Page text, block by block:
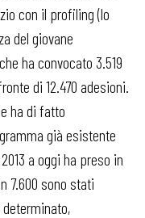
con il profiling (lo
del giovane
ha convocato 3.519
di 12.470 adesioni.
ha di fatto
già esistente
a oggi ha preso in
7.600 sono stati